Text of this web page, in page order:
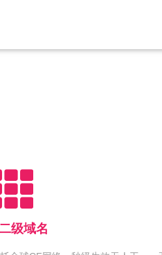
级域名